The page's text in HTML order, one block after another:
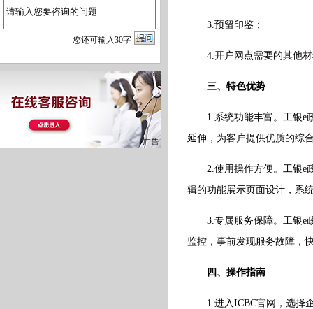
您还可输入30字
3.预留印鉴；
4.开户网点需要的其他材
三、特色优势
1.系统功能丰富。工银e
延伸，为客户提供优质的综
2.使用操作方便。工银e政
辑的功能展示页面设计，系
3.专属服务保障。工银e政
监控，事前发现服务故障，
四、操作指南
1.进入ICBC官网，选择